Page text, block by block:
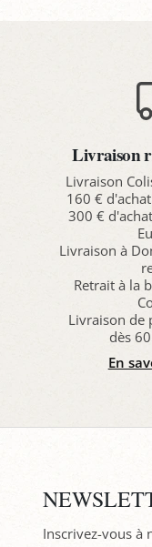
Livraison
Livraison
160 €
300 €
Livraison à
Retrait à la
Livraison de
dès
En
Inscrivez-vous à